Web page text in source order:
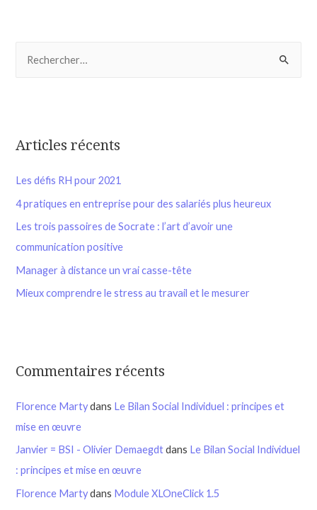
Articles récents
Les défis RH pour 2021
4 pratiques en entreprise pour des salariés plus heureux
Les trois passoires de Socrate : l’art d’avoir une
communication positive
Manager à distance un vrai casse-tête
Mieux comprendre le stress au travail et le mesurer
Commentaires récents
Florence Martydans Le Bilan Social Individuel : principes et
mise en œuvre
Janvier = BSI - Olivier Demaegdtdans Le Bilan Social Individuel
: principes et mise en œuvre
Florence Martydans Module XLOneClick 1.5